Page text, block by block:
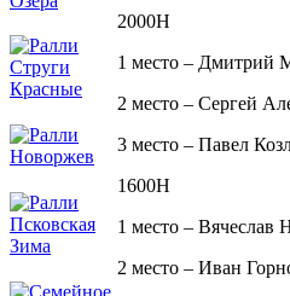
2000Н
1 место – Дмитрий
2 место – Сергей
3 место – Павел
1600Н
1 место –
2 место – Иван